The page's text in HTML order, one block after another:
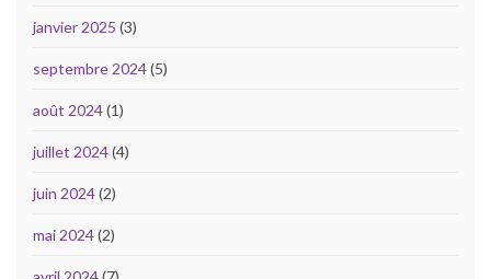
janvier 2025 (3)
septembre 2024(5)
août 2024(1)
juillet 2024(4)
juin 2024(2)
mai 2024(2)